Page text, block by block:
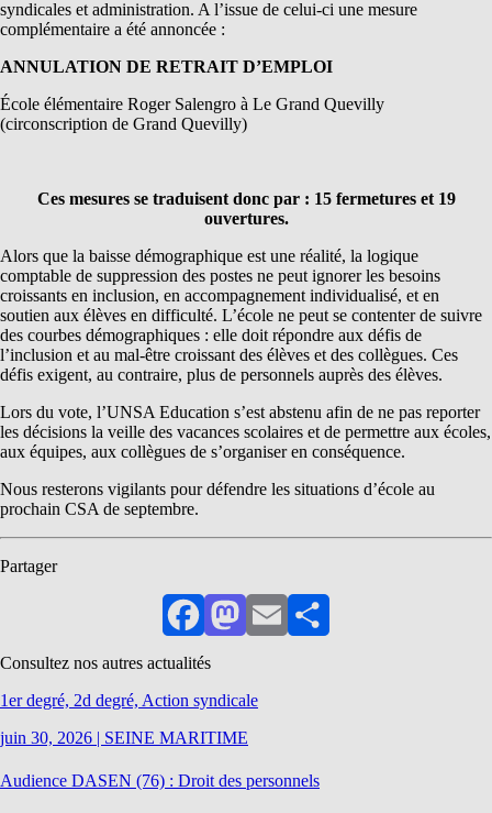
syndicales et administration. A l’issue de celui-ci une mesure
complémentaire a été annoncée :
ANNULATION DE RETRAIT D’EMPLOI
École élémentaire Roger Salengro à Le Grand Quevilly
(circonscription de Grand Quevilly)
Ces mesures se traduisent donc par : 15 fermetures et 19
ouvertures.
Alors que la baisse démographique est une réalité, la logique
comptable de suppression des postes ne peut ignorer les besoins
croissants en inclusion, en accompagnement individualisé, et en
soutien aux élèves en difficulté. L’école ne peut se contenter de suivre
des courbes démographiques : elle doit répondre aux défis de
l’inclusion et au mal-être croissant des élèves et des collègues. Ces
défis exigent, au contraire, plus de personnels auprès des élèves.
Lors du vote, l’UNSA Education s’est abstenu afin de ne pas reporter
les décisions la veille des vacances scolaires et de permettre aux écoles,
aux équipes, aux collègues de s’organiser en conséquence.
Nous resterons vigilants pour défendre les situations d’école au
prochain CSA de septembre.
Partager
FacebookMastodon
EmailPartager
Consultez nos autres actualités
1er degré, 2d degré, Action syndicale
juin 30, 2026 | SEINE MARITIME
Audience DASEN (76) : Droit des personnels